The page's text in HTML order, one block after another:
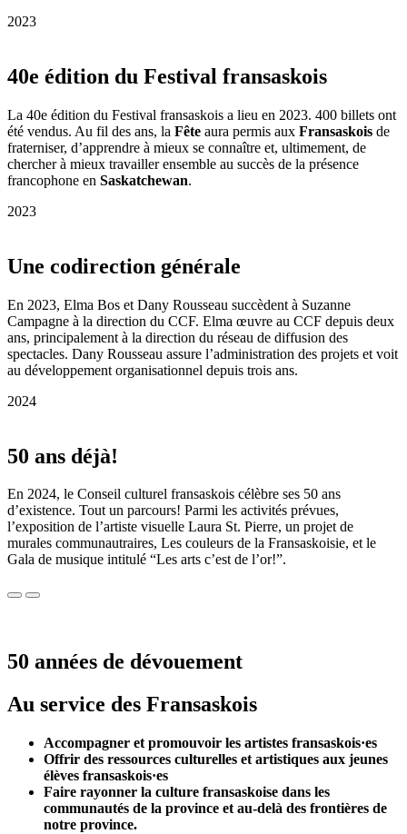
2023
40e édition du Festival fransaskois
La 40e édition du Festival fransaskois a lieu en 2023. 400 billets ont
été vendus. Au fil des ans, la Fête aura permis aux Fransaskois de
fraterniser, d’apprendre à mieux se connaître et, ultimement, de
chercher à mieux travailler ensemble au succès de la présence
francophone en Saskatchewan.
2023
Une codirection générale
En 2023, Elma Bos et Dany Rousseau succèdent à Suzanne
Campagne à la direction du CCF. Elma œuvre au CCF depuis deux
ans, principalement à la direction du réseau de diffusion des
spectacles. Dany Rousseau assure l’administration des projets et voit
au développement organisationnel depuis trois ans.
2024
50 ans déjà!
En 2024, le Conseil culturel fransaskois célèbre ses 50 ans
d’existence. Tout un parcours! Parmi les activités prévues,
l’exposition de l’artiste visuelle Laura St. Pierre, un projet de
murales communautraires, Les couleurs de la Fransaskoisie, et le
Gala de musique intitulé “Les arts c’est de l’or!”.
50 années de dévouement
Au service des Fransaskois
Accompagner et promouvoir les artistes fransaskois·es
Offrir des ressources culturelles et artistiques aux jeunes
élèves fransaskois·es
Faire rayonner la culture fransaskoise dans les
communautés de la province et au-delà des frontières de
notre province.